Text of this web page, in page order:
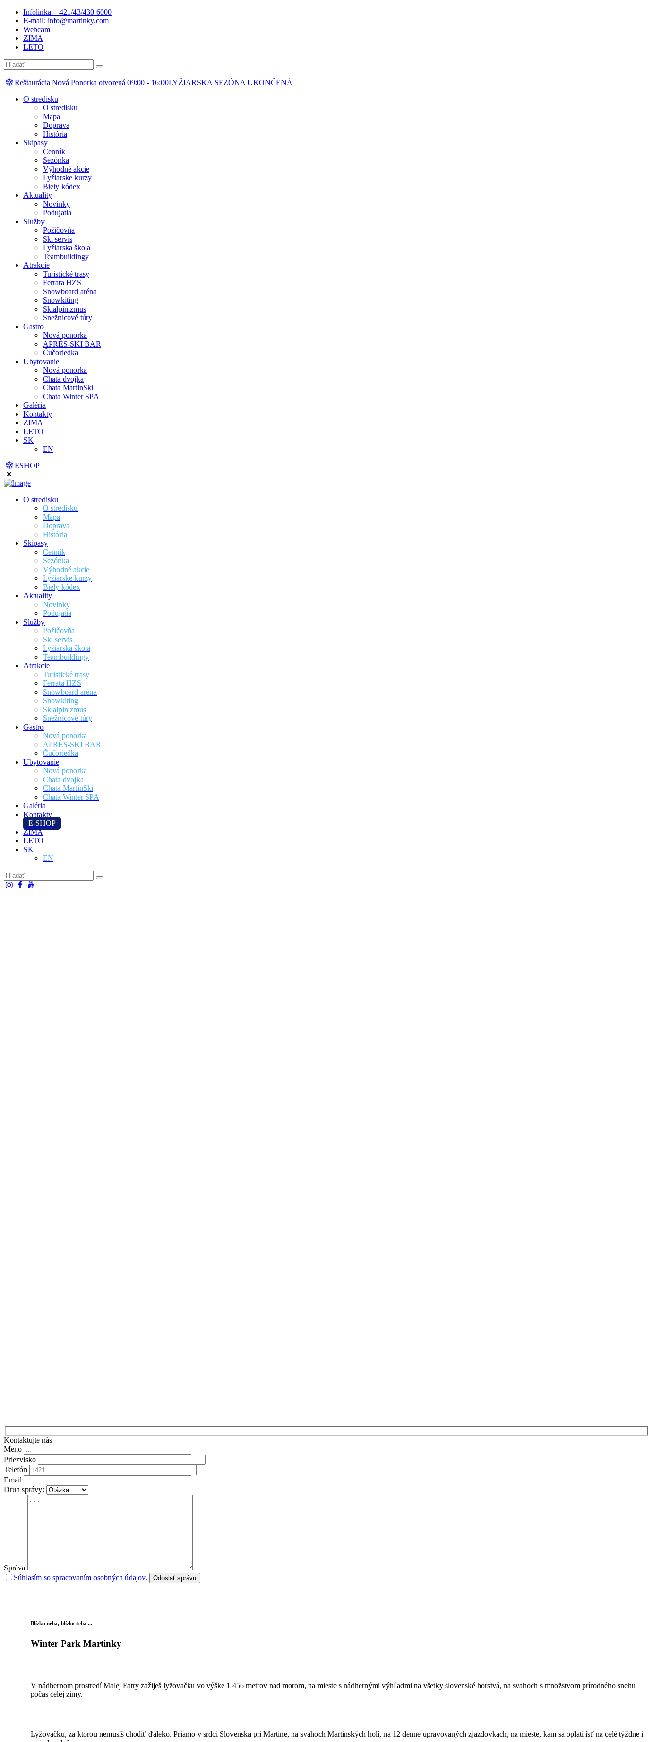
Infolinka: +421/43/430 6000
E-mail: info@martinky.com
Webcam
ZIMA
LETO
Reštaurácia Nová Ponorka otvorená 09:00 - 16:00LYŽIARSKA SEZÓNA UKONČENÁ
O stredisku
O stredisku
Mapa
Doprava
História
Skipasy
Cenník
Sezónka
Výhodné akcie
Lyžiarske kurzy
Biely kódex
Aktuality
Novinky
Podujatia
Služby
Požičovňa
Ski servis
Lyžiarska škola
Teambuildingy
Atrakcie
Turistické trasy
Ferrata HZS
Snowboard aréna
Snowkiting
Skialpinizmus
Snežnicové túry
Gastro
Nová ponorka
APRÈS-SKI BAR
Čučoriedka
Ubytovanie
Nová ponorka
Chata dvojka
Chata MartinSki
Chata Winter SPA
Galéria
Kontakty
ZIMA
LETO
SK
EN
ESHOP
O stredisku
O stredisku
Mapa
Doprava
História
Skipasy
Cenník
Sezónka
Výhodné akcie
Lyžiarske kurzy
Biely kódex
Aktuality
Novinky
Podujatia
Služby
Požičovňa
Ski servis
Lyžiarska škola
Teambuildingy
Atrakcie
Turistické trasy
Ferrata HZS
Snowboard aréna
Snowkiting
Skialpinizmus
Snežnicové túry
Gastro
Nová ponorka
APRÈS-SKI BAR
Čučoriedka
Ubytovanie
Nová ponorka
Chata dvojka
Chata MartinSki
Chata Winter SPA
Galéria
Kontakty
E-SHOP
ZIMA
LETO
SK
EN
Kontaktujte nás
Meno
Priezvisko
Telefón
Email
Druh správy:
Správa
Súhlasím so spracovaním osobných údajov.
Blízko neba, blízko teba ...
Winter Park Martinky
V nádhernom prostredí Malej Fatry zažiješ lyžovačku vo výške 1 456 metrov nad morom, na mieste s nádhernými výhľadmi na všetky slovenské horstvá, na svahoch s množstvom prírodného snehu
počas celej zimy.
Lyžovačku, za ktorou nemusíš chodiť ďaleko. Priamo v srdci Slovenska pri Martine, na svahoch Martinských holí, na 12 denne upravovaných zjazdovkách, na mieste, kam sa oplatí ísť na celé týždne i